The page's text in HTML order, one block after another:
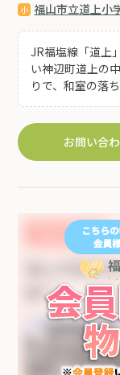
福山市立道上小
JR福塩線「道上
い神辺町道上の中古一戸建
りで、和室の落
せます。 スーパーやドラッグストア、郵便局も徒歩圏にあ
り、日々の買い物や用事
歴があり、オー
しやすさを支え
お問い合